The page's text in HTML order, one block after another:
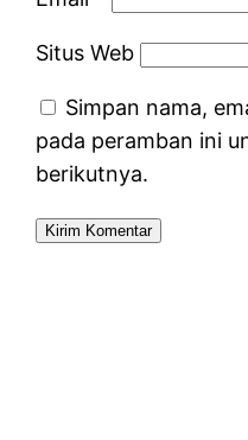
Situs Web
Simpan nama,
pada peramban ini
berikutnya.